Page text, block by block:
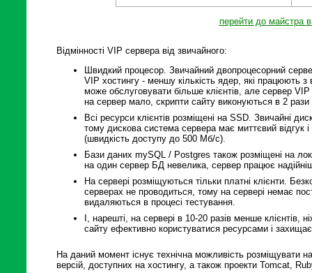
перейти до майстра
Відмінності VIP сервера від звичайного:
Швидкий процесор. Звичайний двопроцесорний
VIP хостингу - меншу кількість ядер, які працюють
може обслуговувати більше клієнтів, але сервер
на сервер мало, скрипти сайту виконуються в 2
Всі ресурси клієнтів розміщені на SSD. Звичайні
тому дискова система сервера має миттєвий відгук
(швидкість доступу до 500 Мб/с).
Бази даних mySQL / Postgres також розміщені на
на один сервер БД невелика, сервер працює
На сервері розміщуються тільки платні клієнти.
серверах не проводиться, тому на сервері немає
видаляються в процесі тестування.
І, нарешті, на сервері в 10-20 разів менше
сайту ефективно користуватися ресурсами і
На даний момент існує технічна можливість розміщувати
версій, доступних на хостингу, а також проекти Tomcat,